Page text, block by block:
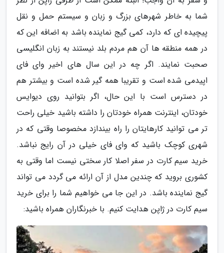
شما به خاطر شهرهای بزرگ و زبان و سیستم حمل و نقل
پیچیده ای که دارد، کمی گیج نماینده باشد به اضافه این که
در همه منطقه ها آن هم مردم بلد نیستند به زبان انگلیسی
صحبت نمایند. اگر چه در این سال های اخیر وای فای
اپیدمی شده است و تقریبا همه گیر شده است و بیشتر هم
در دسترس است با این حال، اگر بتوانید روی دیوایس
خودتان، اینترنت همراه خودتان را داشته باشید خیلی راحت
تر می توانید کارهایتان را راه بیندازد مخصوصا وقتی که در
شهری کوچک باشید که وای فای خیلی در آن رایج نباشد.
خرید سیم کارت در سفر اصلا کار سختی نیست اما وقتی به
کشوری بروید که چندین مدل از آن ارائه می گردد می تواند
گیج نماینده باشد. در این جا می خواهیم شما را برای خرید
سیم کارت در ژاپن هدایت کنیم. با خبرنگاران همراه باشید: